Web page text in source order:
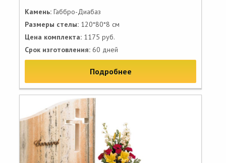
Камень: Габбро-Диабаз
Размеры стелы: 120*80*8 см
Цена комплекта: 1175 руб.
Срок изготовления: 60 дней
Подробнее